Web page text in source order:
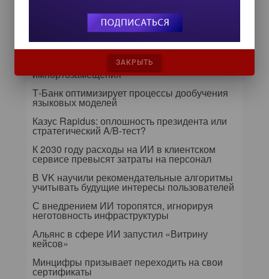
Самое читаемое
24 сентября на форуме «Управление
данными — 2026» обсудят подготовку
данных к ИИ и новые этапы
импортозамещения
Т-Банк оптимизирует процессы дообучения
языковых моделей
Казус Rapidus: оплошность президента или
стратегический A/B-тест?
К 2030 году расходы на ИИ в клиентском
сервисе превысят затраты на персонал
В VK научили рекомендательные алгоритмы
учитывать будущие интересы пользователей
С внедрением ИИ торопятся, игнорируя
неготовность инфраструктуры
Альянс в сфере ИИ запустил «Витрину
кейсов»
Минцифры призывает переходить на свои
сертификаты
ЗАКРЫТЬ